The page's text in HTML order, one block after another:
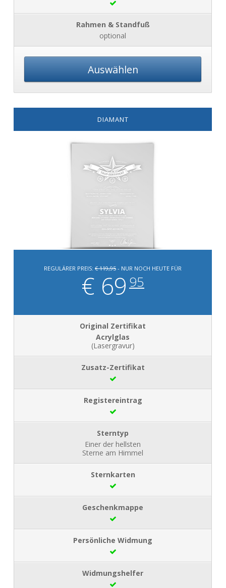
optional
Auswählen
DIAMANT
REGULÄRER PREIS: € 119,95 - NUR NOCH HEUTE FÜR
€ 69 95
Acrylglas
(Lasergravur)
Einer der hellsten
Sterne am Himmel